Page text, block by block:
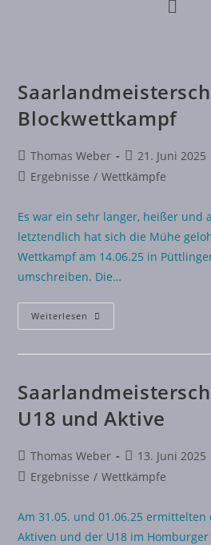
Blockwettkampf
Thomas Weber
21. Juni 2025
Ergebnisse / Wettkämpfe
Es war ein sehr langer, heißer und
letztendlich hat sich die Mühe
Wettkampf am 14.06.25 in
umschreiben. Die…
Weiterlesen
U18 und Aktive
Thomas Weber
13. Juni 2025
Ergebnisse / Wettkämpfe
Am 31.05. und 01.06.25
Aktiven und der U18 im